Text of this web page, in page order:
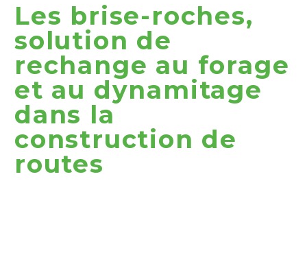
Les brise-roches,
solution de
rechange au forage
et au dynamitage
dans la
construction de
routes